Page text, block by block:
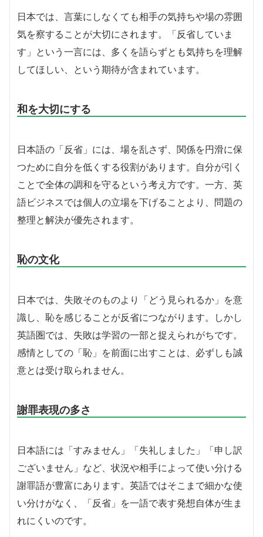
日本では、言葉にしなくても相手の気持ちや場の雰囲
気を察することが大切にされます。「反省していま
す」という一言には、多くを語らずとも気持ちを理解
してほしい、という期待が含まれています。
和を大切にする
日本語の「反省」には、場を乱さず、関係を円滑に保
つために自分を低くする役割があります。自分が引く
ことで全体の調和を守るという考え方です。一方、英
語ビジネスでは個人の立場を下げることより、問題の
整理と解決が優先されます。
恥の文化
日本では、失敗そのものより「どう見られるか」を意
識し、恥を感じることが反省につながります。しかし
英語圏では、失敗は学習の一部と捉えられがちです。
感情としての「恥」を前面に出すことは、必ずしも誠
意とは受け取られません。
謝罪表現の多さ
日本語には「すみません」「失礼しました」「申し訳
ございません」など、状況や相手によって使い分ける
謝罪語が豊富にあります。英語ではそこまで細かな使
い分けがなく、「反省」を一語で表す発想自体が生ま
れにくいのです。